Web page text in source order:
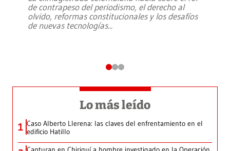
de contrapeso del periodismo, el derecho al
olvido, reformas constitucionales y los desafíos
de nuevas tecnologías...
Lo más leído
1 Caso Alberto Llerena: las claves del enfrentamiento en el
edificio Hatillo